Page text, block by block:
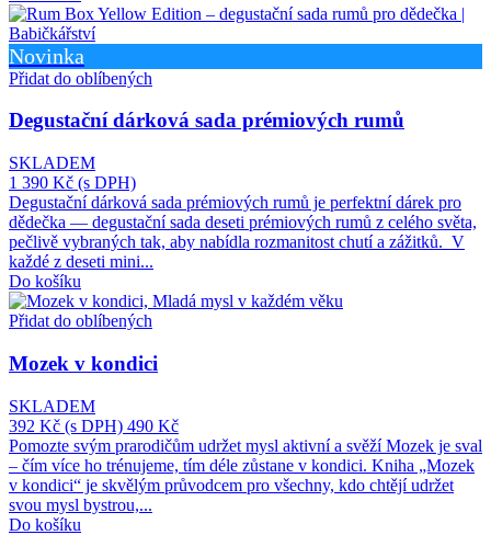
Novinka
Přidat do oblíbených
Degustační dárková sada prémiových rumů
SKLADEM
1 390 Kč (s DPH)
Degustační dárková sada prémiových rumů je perfektní dárek pro
dědečka — degustační sada deseti prémiových rumů z celého světa,
pečlivě vybraných tak, aby nabídla rozmanitost chutí a zážitků. V
každé z deseti mini...
Do košíku
Přidat do oblíbených
Mozek v kondici
SKLADEM
392 Kč (s DPH) 490 Kč
Pomozte svým prarodičům udržet mysl aktivní a svěží Mozek je sval
– čím více ho trénujeme, tím déle zůstane v kondici. Kniha „Mozek
v kondici“ je skvělým průvodcem pro všechny, kdo chtějí udržet
svou mysl bystrou,...
Do košíku